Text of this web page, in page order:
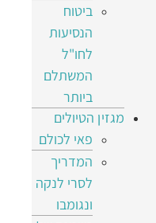
ביטוח
הנסיעות
לחו"ל
המשתלם
ביותר
מגזין הטיולים
פאי לכולם
המדריך
לסרי לנקה
ונגומבו